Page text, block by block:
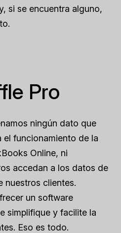
si se encuentra alguno,
Pro
ningún dato que
el funcionamiento de la
Online, ni
accedan a los datos de
nuestros clientes.
un software
simplifique y facilite la
Eso es todo.